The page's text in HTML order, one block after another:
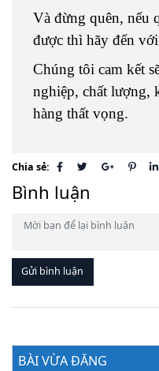
Và đừng quên, nếu
được thì hãy đến
Chúng tôi cam kết
nghiệp, chất lượng,
hàng thất vọng.
Chia sẻ:
Bình luận
Gửi bình luận
BÀI VỪA ĐĂNG